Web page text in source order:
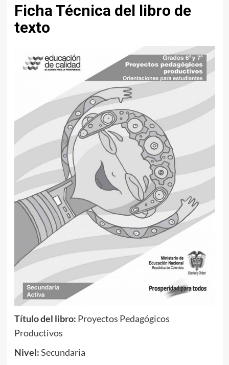
Ficha Técnica del libro de
texto
Título del libro: Proyectos Pedagógicos
Productivos
Nivel:Secundaria